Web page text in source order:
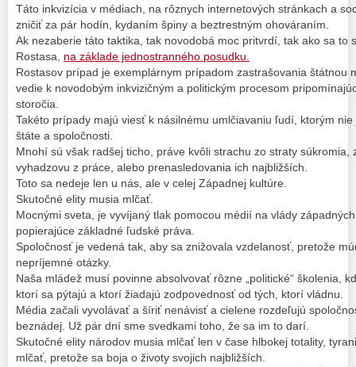
Táto inkvizícia v médiach, na rôznych internetových stránkach a
zničiť za pár hodín, kydaním špiny a beztrestným ohováraním.
Ak nezaberie táto taktika, tak novodobá moc pritvrdí, tak ako sa to
Rostasa, na základe jednostranného posudku.
Rostasov prípad je exemplárnym prípadom zastrašovania štátnou
vedie k novodobým inkvizičným a politickým procesom
storočia.
Takéto prípady majú viesť k násilnému umlčiavaniu ľudí, ktorým
štáte a spoločnosti.
Mnohí sú však radšej ticho, práve kvôli strachu zo straty súkromia,
vyhadzovu z práce, alebo prenasledovania ich najbližších.
Toto sa nedeje len u nás, ale v celej Západnej kultúre.
Skutočné elity musia mlčať.
Mocnými sveta, je vyvíjaný tlak pomocou médií na vlády
popierajúce základné ľudské práva.
Spoločnosť je vedená tak, aby sa znižovala vzdelanosť, pretože
nepríjemné otázky.
Naša mládež musí povinne absolvovať rôzne „politické“ školenia,
ktorí sa pýtajú a ktorí žiadajú zodpovednosť od tých, ktorí vládnu.
Média začali vyvolávať a šíriť nenávisť a cielene rozdeľujú
beznádej. Už pár dní sme svedkami toho, že sa im to darí.
Skutočné elity národov musia mlčať len v čase hlbokej totality,
mlčať, pretože sa boja o životy svojich najbližších.